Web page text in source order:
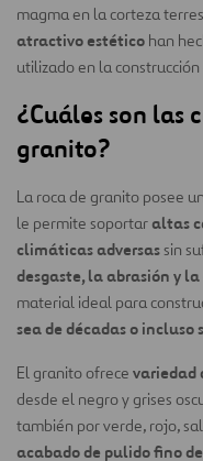
magma en la corteza
atractivo estético han
utilizado en la
¿Cuáles son las
granito?
La roca de granito posee
le permite soportar altas
climáticas adversassin
desgaste, la abrasión y
material ideal para
sea de décadas o incluso
El granito ofrece variedad
desde el negro y grises
también por verde, rojo,
acabado de pulido fino